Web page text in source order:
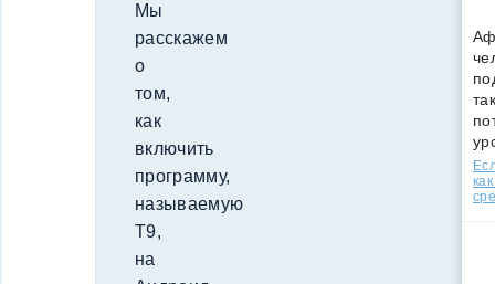
Мы
расскажем
о
том,
как
включить
программу,
называемую
Т9,
на